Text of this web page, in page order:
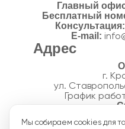
Главный
Бесплатный
Консультация:
E-mail:
Адрес
г.
ул.
График
п. Новознаменский,
Мы собираем cookies для